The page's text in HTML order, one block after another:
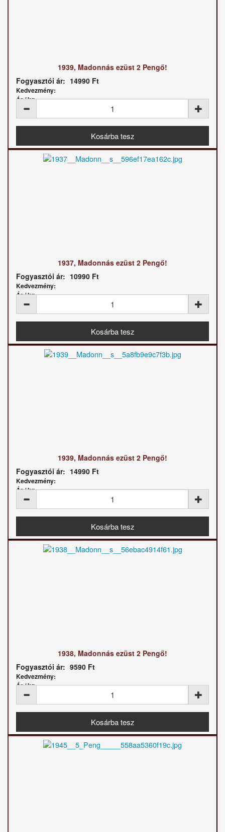
1939, Madonnás ezüst 2 Pengő!
Fogyasztói ár: 14990 Ft
Kedvezmény:
Ár / kg:
1937, Madonnás ezüst 2 Pengő!
Fogyasztói ár: 10990 Ft
Kedvezmény:
Ár / kg:
1939, Madonnás ezüst 2 Pengő!
Fogyasztói ár: 14990 Ft
Kedvezmény:
Ár / kg:
1938, Madonnás ezüst 2 Pengő!
Fogyasztói ár: 9590 Ft
Kedvezmény:
Ár / kg: